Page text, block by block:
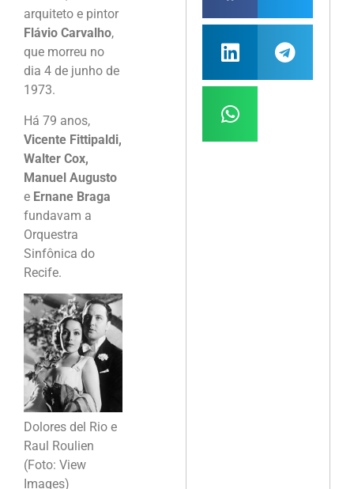
arquiteto e pintor
Flávio Carvalho,
que morreu no
dia 4 de junho de
1973.
Há 79 anos,
Vicente Fittipaldi,
Walter Cox,
Manuel Augusto
e Ernane Braga
fundavam a
Orquestra
Sinfônica do
Recife.
Dolores del Rio e
Raul Roulien
(Foto: View
Images)